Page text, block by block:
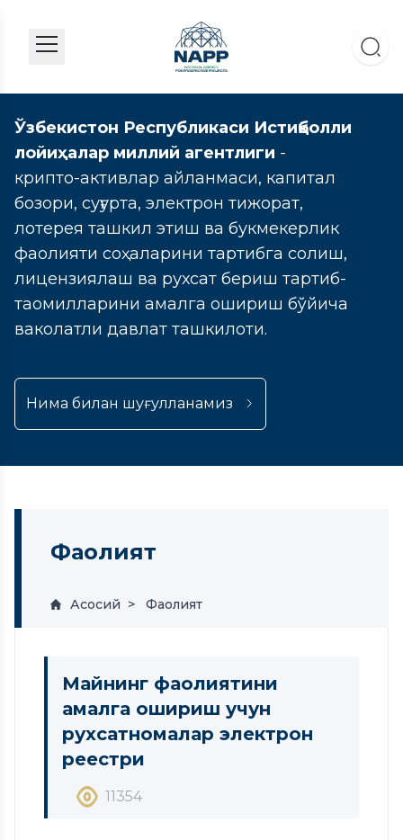
Ўзбекистон Республикаси Истиқболли
лойиҳалар миллий агентлиги -
крипто-активлар айланмаси, капитал
бозори, суғурта, электрон тижорат,
лотерея ташкил этиш ва букмекерлик
фаолияти соҳаларини тартибга солиш,
лицензиялаш ва рухсат бериш тартиб-
таомилларини амалга ошириш бўйича
ваколатли давлат ташкилоти.
Нима билан шуғулланамиз
Фаолият
Асосий Фаолият
Майнинг фаолиятини
амалга ошириш учун
рухсатномалар электрон
реестри
11354